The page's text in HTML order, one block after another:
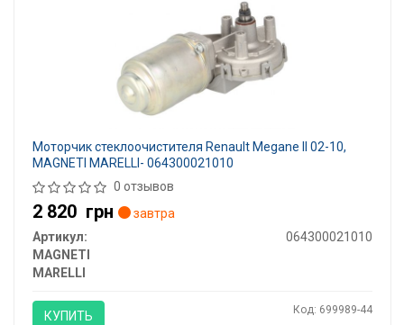
Моторчик стеклоочистителя Renault Megane II 02-10,
MAGNETI MARELLI- 064300021010
0 отзывов
2 820 грн
завтра
Артикул:
064300021010
MAGNETI
MARELLI
КУПИТЬ Код: 699989-44